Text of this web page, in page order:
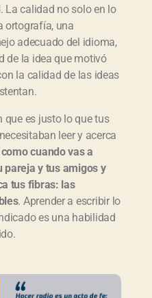
. La calidad no solo en lo
ortografía, una
adecuado del idioma,
de la idea que motivó
la calidad de las ideas
que es justo lo que tus
leer y acerca
como cuando vas a
pareja y tus amigos y
tus fibras: las
. Aprender a escribir lo
es una habilidad